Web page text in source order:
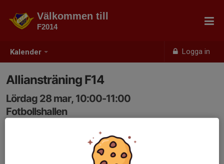
Kalender Logga in
Välkommen till
F2014
Alliansträning F14
Lördag 28 mar, 10:00-11:00
Fotbollshallen
Samling: 09:50, Fotbollshallen
Medtag egen vattenflaska